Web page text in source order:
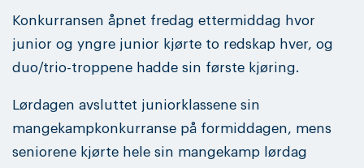
Konkurransen åpnet fredag ettermiddag hvor
junior og yngre junior kjørte to redskap hver, og
duo/trio-troppene hadde sin første kjøring.
Lørdagen avsluttet juniorklassene sin
mangekampkonkurranse på formiddagen, mens
seniorene kjørte hele sin mangekamp lørdag